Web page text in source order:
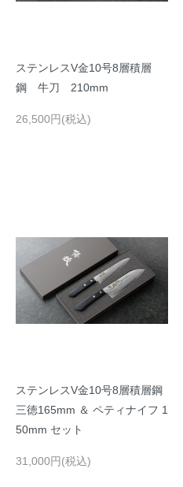
ステンレスV金10号8層積層
鋼 牛刀 210mm
26,500円(税込)
ステンレスV金10号8層積層鋼
三徳165mm ＆ ペティナイフ 1
50mm セット
31,000円(税込)